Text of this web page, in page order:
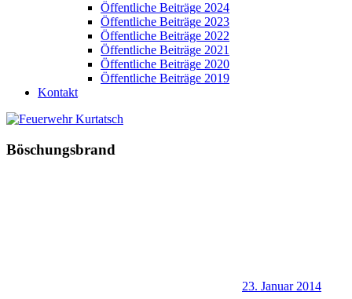
Öffentliche Beiträge 2024
Öffentliche Beiträge 2023
Öffentliche Beiträge 2022
Öffentliche Beiträge 2021
Öffentliche Beiträge 2020
Öffentliche Beiträge 2019
Kontakt
Böschungsbrand
23. Januar 2014